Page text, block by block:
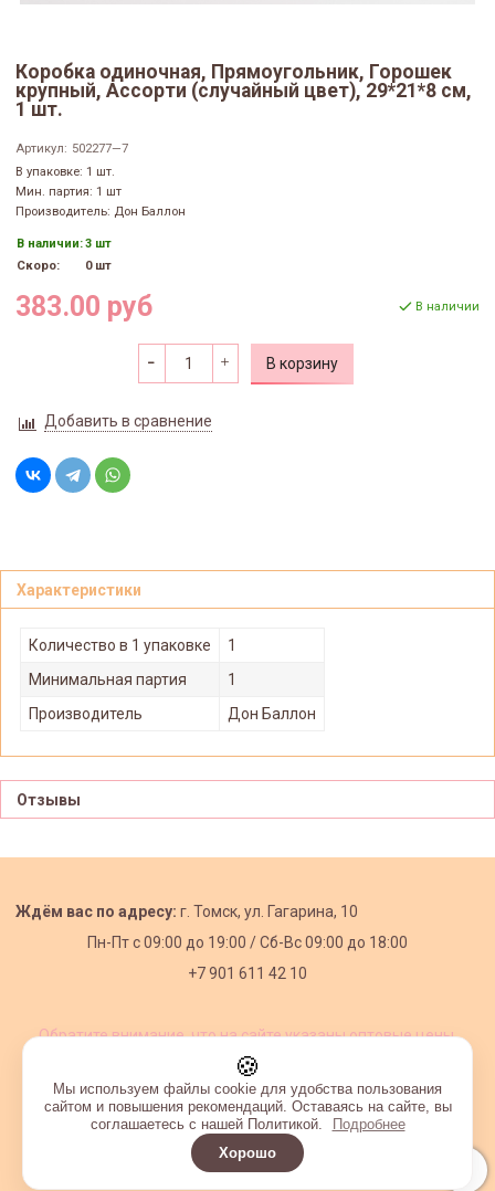
Коробка одиночная, Прямоугольник, Горошек
крупный, Ассорти (случайный цвет), 29*21*8 см,
1 шт.
Артикул: 502277—7
В упаковке: 1 шт.
Мин. партия: 1 шт
Производитель: Дон Баллон
В наличии:3 шт
Скоро:
0 шт
383.00 руб В наличии
В корзину
Добавить в сравнение
Характеристики
Количество в 1 упаковке
1
Минимальная партия
1
Производитель
Дон Баллон
Отзывы
Ждём вас по адресу: г. Томск, ул. Гагарина, 10
Пн-Пт с09:00 до 19:00 /Сб-Вс 09:00 до 18:00
+7 901 611 42 10
Обратите внимание, что на сайте указаны оптовые цены,
Интернет-магазин создан на InSales
🍪
Мы используем файлы cookie для удобства пользования
сайтом и повышения рекомендаций. Оставаясь на сайте, вы
соглашаетесь с нашей Политикой.
Подробнее
Хорошо